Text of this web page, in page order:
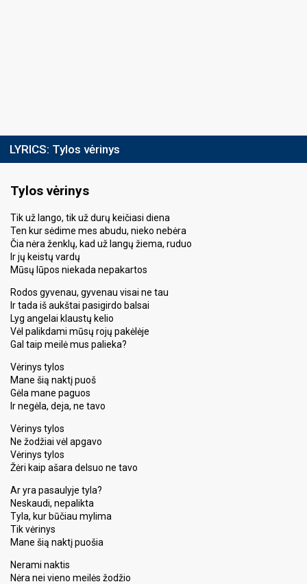
LYRICS: Tylos vėrinys
Tylos vėrinys
Tik už lango, tik už durų keičiasi diena
Ten kur sėdime mes abudu, nieko nebėra
Čia nėra ženklų, kad už langų žiema, ruduo
Ir jų keistų vardų
Mūsų lūpos niekada nepakartos
Rodos gyvenau, gyvenau visai ne tau
Ir tada iš aukštai pasigirdo balsai
Lyg angelai klaustų kelio
Vėl palikdami mūsų rojų pakėlėje
Gal taip meilė mus palieka?
Vėrinys tylos
Mane šią naktį puoš
Gėla mane paguos
Ir negėla, deja, ne tavo
Vėrinys tylos
Ne žodžiai vėl apgavo
Vėrinys tylos
Žėri kaip ašara delsuo ne tavo
Ar yra pasaulyje tyla?
Neskaudi, nepalikta
Tyla, kur būčiau mylima
Tik vėrinys
Mane šią naktį puošia
Nerami naktis
Nėra nei vieno meilės žodžio